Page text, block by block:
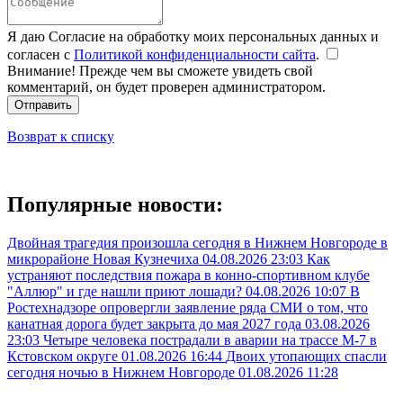
Я даю Согласие на обработку моих персональных данных и
согласен с Политикой конфиденциальности сайта.
Внимание! Прежде чем вы сможете увидеть свой
комментарий, он будет проверен администратором.
Отправить
Возврат к списку
Популярные новости:
Двойная трагедия произошла сегодня в Нижнем Новгороде в
микрорайоне Новая Кузнечиха 04.08.2026 23:03 Как
устраняют последствия пожара в конно-спортивном клубе
"Аллюр" и где нашли приют лошади? 04.08.2026 10:07 В
Ростехнадзоре опровергли заявление ряда СМИ о том, что
канатная дорога будет закрыта до мая 2027 года 03.08.2026
23:03 Четыре человека пострадали в аварии на трассе М-7 в
Кстовском округе 01.08.2026 16:44 Двоих утопающих спасли
сегодня ночью в Нижнем Новгороде 01.08.2026 11:28